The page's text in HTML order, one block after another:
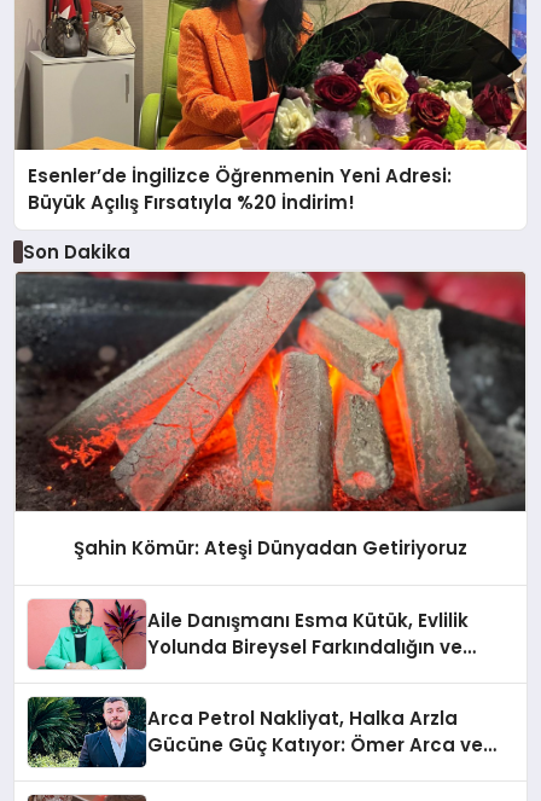
Esenler’de İngilizce Öğrenmenin Yeni Adresi:
Büyük Açılış Fırsatıyla %20 İndirim!
Son Dakika
Şahin Kömür: Ateşi Dünyadan Getiriyoruz
Aile Danışmanı Esma Kütük, Evlilik
Yolunda Bireysel Farkındalığın ve
Arca Petrol Nakliyat, Halka Arzla
Gücüne Güç Katıyor: Ömer Arca ve